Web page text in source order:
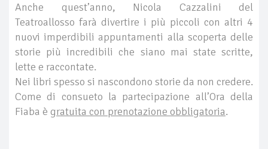
Anche quest’anno, Nicola Cazzalini del
Teatroallosso farà divertire i più piccoli con altri 4
nuovi imperdibili appuntamenti alla scoperta delle
storie più incredibili che siano mai state scritte,
lette e raccontate.
Nei libri spesso si nascondono storie da non credere.
Come di consueto la partecipazione all’Ora della
Fiaba è gratuita con prenotazione obbligatoria.